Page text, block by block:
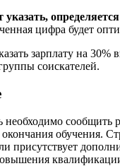
цифра будет
зарплату на
соискателей.
необходимо сообщить
обучения.
присутствует